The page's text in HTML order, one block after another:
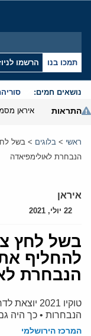
תמכו בנו הרשמו
נושאים חמים: סוריה
התראות
ראשי > בלוגים > בשל
הנבחרת לאולימפיאדה
איראן
22 יולי, 2021
בשל לחץ
להחליף
הנבחרת
טוקיו
הנבחרות • כך היה
המרכז הירושלמי